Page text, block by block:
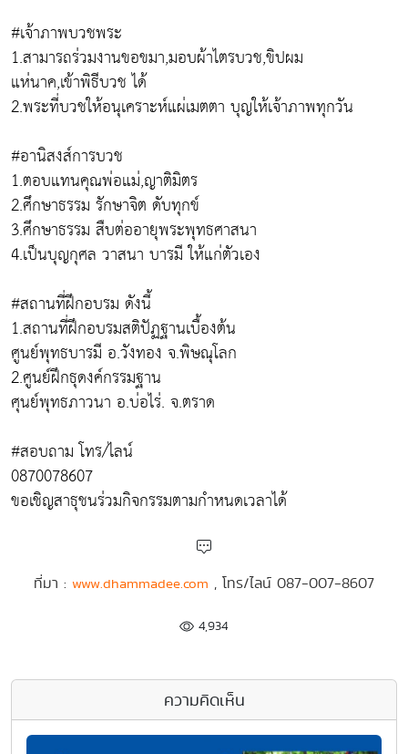
#เจ้าภาพบวชพระ
1.สามารถร่วมงานขอขมา,มอบผ้าไตรบวช,ขิปผม
แห่นาค,เข้าพิธีบวช ได้
2.พระที่บวชให้อนุเคราะห์แผ่เมตตา บุญให้เจ้าภาพทุกวัน
#อานิสงส์การบวช
1.ตอบแทนคุณพ่อแม่,ญาติมิตร
2.ศึกษาธรรม รักษาจิต ดับทุกข์
3.ศึกษาธรรม สืบต่ออายุพระพุทธศาสนา
4.เป็นบุญกุศล วาสนา บารมี ให้แก่ตัวเอง
#สถานที่ฝึกอบรม ดังนี้
1.สถานที่ฝึกอบรมสติปัฏฐานเบื้องต้น
ศูนย์พุทธบารมี อ.วังทอง จ.พิษณุโลก
2.ศูนย์ฝึกธุดงค์กรรมฐาน
ศุนย์พุทธภาวนา อ.บ่อไร่. จ.ตราด
#สอบถาม โทร/ไลน์
0870078607
ขอเชิญสาธุชนร่วมกิจกรรมตามกำหนดเวลาได้
ที่มา : www.dhammadee.com , โทร/ไลน์ 087-007-8607
4,934
ความคิดเห็น